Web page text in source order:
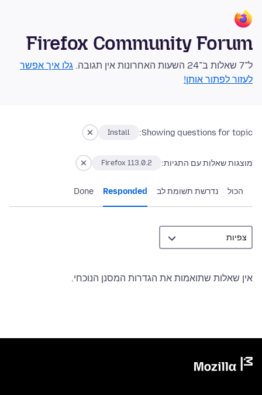
Firefox Community Forum
ל־7 שאלות ב־24 השעות האחרונות אין תגובה.
גלו איך אפשר
לעזור לפתור אותן!
Showing questions for topic:
Install
מוצגות שאלות עם התגיות: Firefox 113.0.2
הכול נדרשת תשומת לב Responded
Done
אין שאלות שתואמות את הגדרות המסנן הנוכחי.